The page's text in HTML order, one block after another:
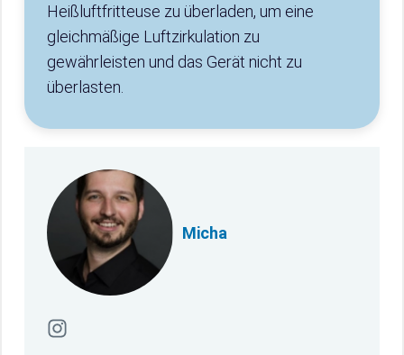
Heißluftfritteuse zu überladen, um eine
gleichmäßige Luftzirkulation zu
gewährleisten und das Gerät nicht zu
überlasten.
Micha